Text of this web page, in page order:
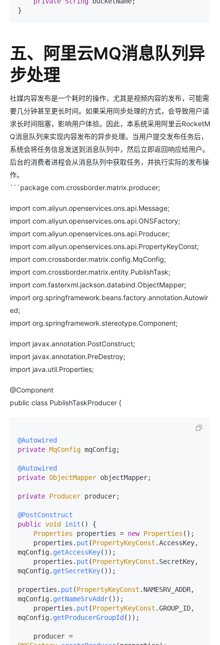
五、阿里云MQ消息队列异
步处理
社媒内容发布是一个耗时的操作，尤其是视频内容的发布，可能需
要几分钟甚至更长时间。如果采用同步处理的方式，会导致用户请
求长时间阻塞，影响用户体验。因此，本系统采用阿里云RocketM
Q消息队列来实现内容发布的异步处理。当用户提交发布任务后，
系统会将任务信息发送到消息队列中，然后立即返回响应给用户。
后台的消费者进程会从消息队列中获取任务，并执行实际的发布操
作。
```package com.crossborder.matrix.producer;
import com.aliyun.openservices.ons.api.Message;
import com.aliyun.openservices.ons.api.ONSFactory;
import com.aliyun.openservices.ons.api.Producer;
import com.aliyun.openservices.ons.api.PropertyKeyConst;
import com.crossborder.matrix.config.MqConfig;
import com.crossborder.matrix.entity.PublishTask;
import com.fasterxml.jackson.databind.ObjectMapper;
import org.springframework.beans.factory.annotation.Autowir
ed;
import org.springframework.stereotype.Component;
import javax.annotation.PostConstruct;
import javax.annotation.PreDestroy;
import java.util.Properties;
@Component
public class PublishTaskProducer {
@Autowired
private MqConfig mqConfig;
@Autowired
private ObjectMapper objectMapper;
private Producer producer;
@PostConstruct
public void init ( ) {
Properties properties = new Properties ();
    properties.
put (PropertyKeyConst .AccessKey,
mqConfig. getAccessKey());
    properties.
put (PropertyKeyConst . SecretKey,
mqConfig. getSecretKey());
properties. put (PropertyKeyConst . NAMESRV_ADDR,
mqConfig. getNameSrvAddr());
    properties.
put (PropertyKeyConst .GROUP_ID,
mqConfig. getProducerGroupId ());